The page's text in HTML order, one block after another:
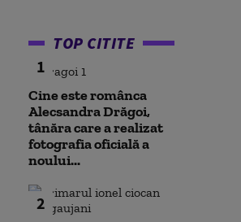
TOP CITITE
1
Cine este românca
Alecsandra Drăgoi,
tânăra care a realizat
fotografia oficială a
noului...
2